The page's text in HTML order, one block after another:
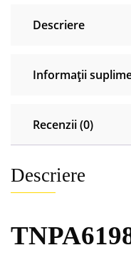
Descriere
Informații
Recenzii (0)
Descriere